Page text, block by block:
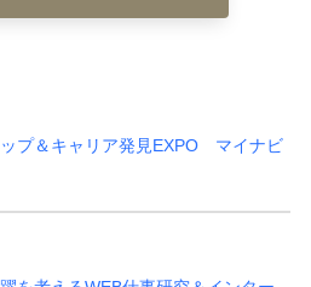
プ＆キャリア発見EXPO マイナビ